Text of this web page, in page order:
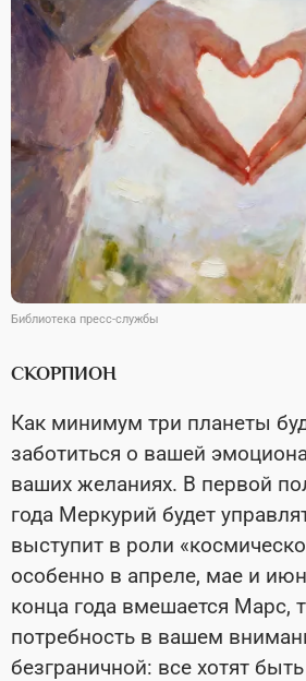
Библиотека пресс-службы
СКОРПИОН
Как минимум три планеты
заботиться о вашей
ваших желаниях. В первой
года Меркурий будет
выступит в роли
особенно в апреле, мае и
конца года вмешается Марс,
потребность в вашем
безграничной: все хотят